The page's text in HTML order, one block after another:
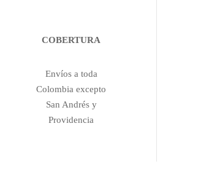
COBERTURA
Envíos a toda
Colombia excepto
San Andrés y
Providencia